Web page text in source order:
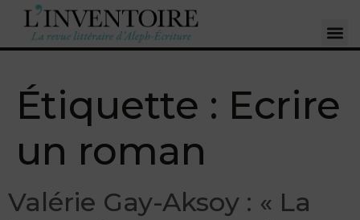
Étiquette : Ecrire
un roman
Valérie Gay-Aksoy : « La